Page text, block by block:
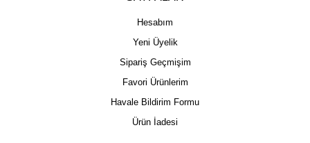
Hesabım
Yeni Üyelik
Sipariş Geçmişim
Favori Ürünlerim
Havale Bildirim Formu
Ürün İadesi